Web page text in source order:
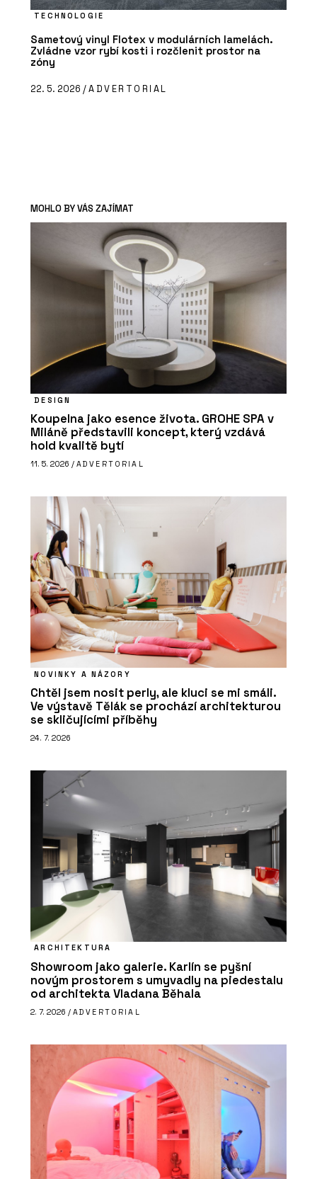
TECHNOLOGIE
Sametový vinyl Flotex v modulárních lamelách.
Zvládne vzor rybí kosti i rozčlenit prostor na
zóny
22. 5. 2026 /ADVERTORIAL
MOHLO BY VÁS ZAJÍMAT
DESIGN
Koupelna jako esence života. GROHE SPA v
Miláně představili koncept, který vzdává
hold kvalitě bytí
11. 5. 2026 / ADVERTORIAL
NOVINKY A NÁZORY
Chtěl jsem nosit perly, ale kluci se mi smáli.
Ve výstavě Tělák se prochází architekturou
se skličujícími příběhy
24. 7. 2026
ARCHITEKTURA
Showroom jako galerie. Karlín se pyšní
novým prostorem s umyvadly na piedestalu
od architekta Vladana Běhala
2. 7. 2026 / ADVERTORIAL